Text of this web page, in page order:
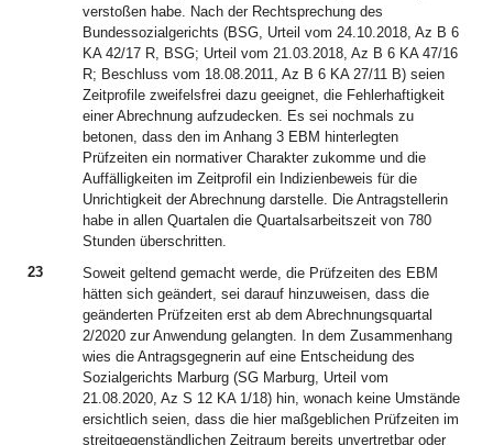
verstoßen habe. Nach der Rechtsprechung des
Bundessozialgerichts (BSG, Urteil vom 24.10.2018, Az B 6
KA 42/17 R, BSG; Urteil vom 21.03.2018, Az B 6 KA 47/16
R; Beschluss vom 18.08.2011, Az B 6 KA 27/11 B) seien
Zeitprofile zweifelsfrei dazu geeignet, die Fehlerhaftigkeit
einer Abrechnung aufzudecken. Es sei nochmals zu
betonen, dass den im Anhang 3 EBM hinterlegten
Prüfzeiten ein normativer Charakter zukomme und die
Auffälligkeiten im Zeitprofil ein Indizienbeweis für die
Unrichtigkeit der Abrechnung darstelle. Die Antragstellerin
habe in allen Quartalen die Quartalsarbeitszeit von 780
Stunden überschritten.
23
Soweit geltend gemacht werde, die Prüfzeiten des EBM
hätten sich geändert, sei darauf hinzuweisen, dass die
geänderten Prüfzeiten erst ab dem Abrechnungsquartal
2/2020 zur Anwendung gelangten. In dem Zusammenhang
wies die Antragsgegnerin auf eine Entscheidung des
Sozialgerichts Marburg (SG Marburg, Urteil vom
21.08.2020, Az S 12 KA 1/18) hin, wonach keine Umstände
ersichtlich seien, dass die hier maßgeblichen Prüfzeiten im
streitgegenständlichen Zeitraum bereits unvertretbar oder